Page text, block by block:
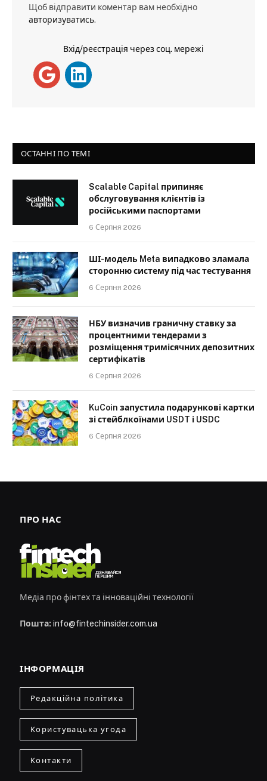
Щоб відправити коментар вам необхідно
авторизуватись.
Вхід/реєстрація через соц. мережі
ОСТАННІ ПО ТЕМІ
Scalable Capital припиняє
обслуговування клієнтів із
російськими паспортами
6 Серпня 2026
ШІ-модель Meta випадково зламала
сторонню систему під час тестування
6 Серпня 2026
НБУ визначив граничну ставку за
процентними тендерами з
розміщення тримісячних депозитних
сертифікатів
6 Серпня 2026
KuCoin запустила подарункові картки
зі стейблкоїнами USDT і USDC
6 Серпня 2026
ПРО НАС
Медіа про фінтех та інноваційні технології
Пошта: info@fintechinsider.com.ua
ІНФОРМАЦІЯ
Редакційна політика
Користувацька угода
Контакти